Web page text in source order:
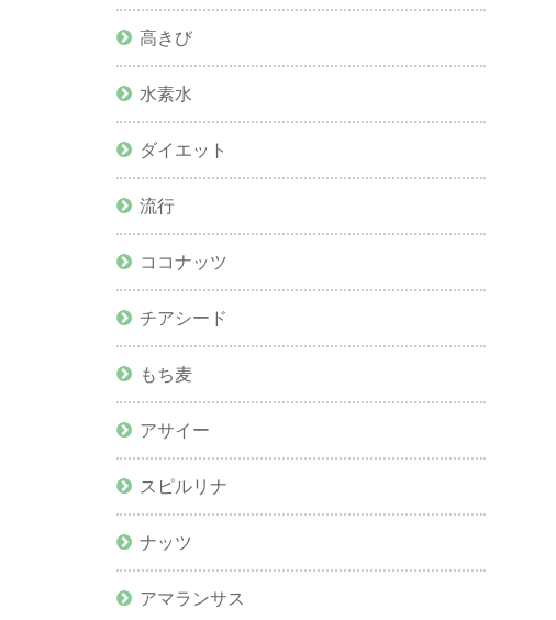
高きび
水素水
ダイエット
流行
ココナッツ
チアシード
もち麦
アサイー
スピルリナ
ナッツ
アマランサス